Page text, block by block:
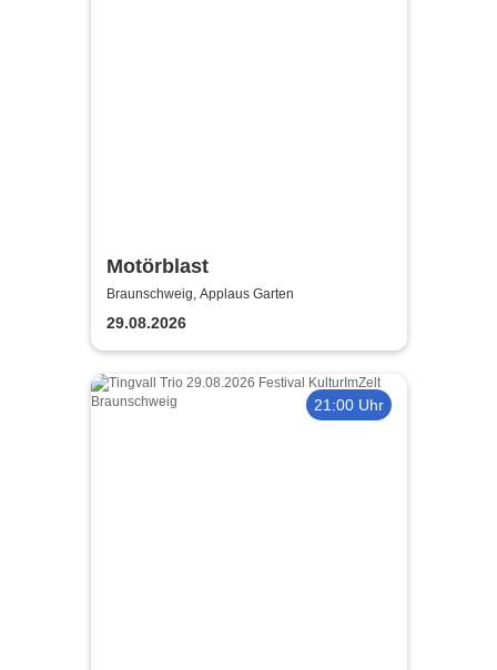
Motörblast
Braunschweig, Applaus Garten
29.08.2026
21:00 Uhr